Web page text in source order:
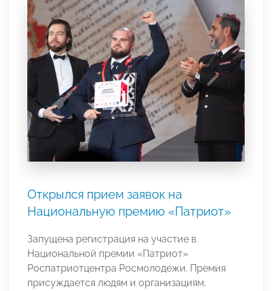
Открылся прием заявок на
Национальную премию «Патриот»
Запущена регистрация на участие в
Национальной премии «Патриот»
Роспатриотцентра Росмолодежи. Премия
присуждается людям и организациям,